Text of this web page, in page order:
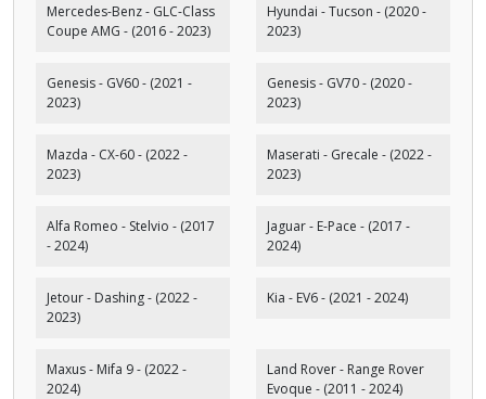
Mercedes-Benz - GLC-Class
Coupe AMG - (2016 - 2023)
Hyundai - Tucson - (2020 -
2023)
Genesis - GV60 - (2021 -
2023)
Genesis - GV70 - (2020 -
2023)
Mazda - CX-60 - (2022 -
2023)
Maserati - Grecale - (2022 -
2023)
Alfa Romeo - Stelvio - (2017
- 2024)
Jaguar - E-Pace - (2017 -
2024)
Jetour - Dashing - (2022 -
2023)
Kia - EV6 - (2021 - 2024)
Maxus - Mifa 9 - (2022 -
2024)
Land Rover - Range Rover
Evoque - (2011 - 2024)